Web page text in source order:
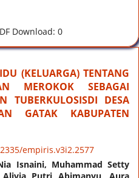
Download: 0
(KELUARGA) TENTANG
MEROKOK SEBAGAI
TUBERKULOSISDI DESA
GATAK KABUPATEN
empiris.v3i2.2577
Isnaini, Muhammad Setty